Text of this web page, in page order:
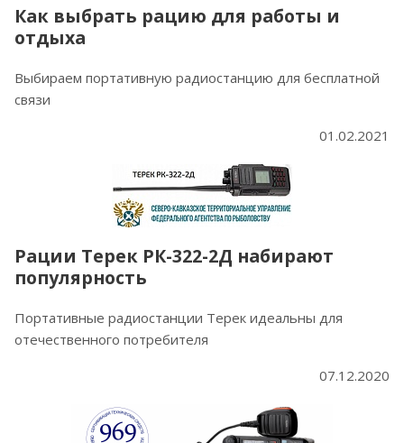
Как выбрать рацию для работы и
отдыха
Выбираем портативную радиостанцию для бесплатной
связи
01.02.2021
Рации Терек РК-322-2Д набирают
популярность
Портативные радиостанции Терек идеальны для
отечественного потребителя
07.12.2020